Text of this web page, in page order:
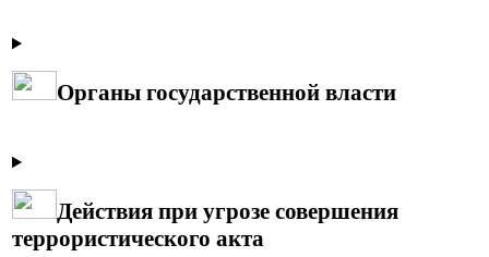
Органы государственной власти
Действия при угрозе совершения
террористического акта